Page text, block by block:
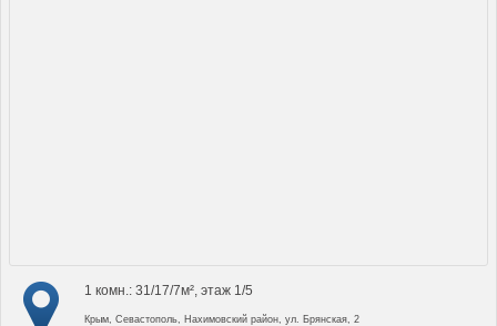
1 комн.: 31/17/7м², этаж 1/5
Крым, Севастополь, Нахимовский район, ул. Брянская, 2